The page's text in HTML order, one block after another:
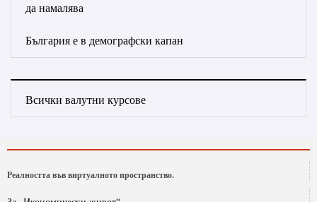
да намалява
България е в демографски капан
Всички валутни курсове
Реалността във виртуалното пространство.